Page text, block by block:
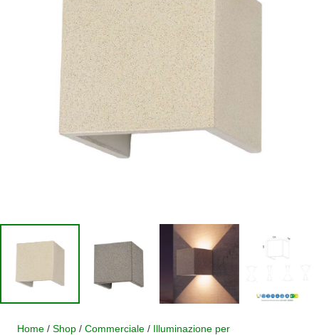
Home / Shop / Commerciale / Illuminazione per